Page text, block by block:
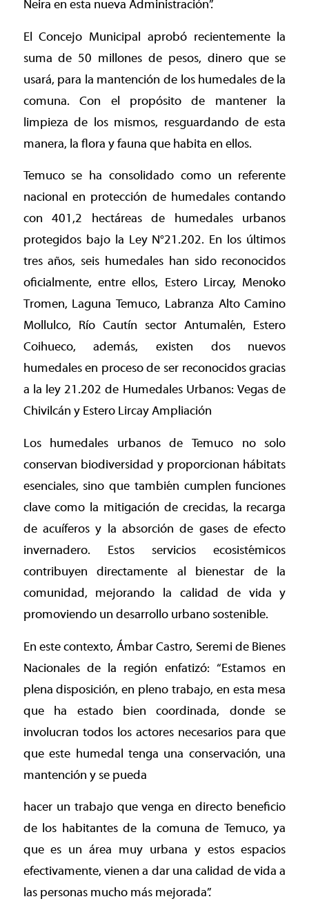
Neira en esta nueva Administración”.
El Concejo Municipal aprobó recientemente la
suma de 50 millones de pesos, dinero que se
usará, para la mantención de los humedales de la
comuna. Con el propósito de mantener la
limpieza de los mismos, resguardando de esta
manera, la flora y fauna que habita en ellos.
Temuco se ha consolidado como un referente
nacional en protección de humedales contando
con 401,2 hectáreas de humedales urbanos
protegidos bajo la Ley N°21.202. En los últimos
tres años, seis humedales han sido reconocidos
oficialmente, entre ellos, Estero Lircay, Menoko
Tromen, Laguna Temuco, Labranza Alto Camino
Mollulco, Río Cautín sector Antumalén, Estero
Coihueco, además, existen dos nuevos
humedales en proceso de ser reconocidos gracias
a la ley 21.202 de Humedales Urbanos: Vegas de
Chivilcán y Estero Lircay Ampliación
Los humedales urbanos de Temuco no solo
conservan biodiversidad y proporcionan hábitats
esenciales, sino que también cumplen funciones
clave como la mitigación de crecidas, la recarga
de acuíferos y la absorción de gases de efecto
invernadero. Estos servicios ecosistémicos
contribuyen directamente al bienestar de la
comunidad, mejorando la calidad de vida y
promoviendo un desarrollo urbano sostenible.
En este contexto, Ámbar Castro, Seremi de Bienes
Nacionales de la región enfatizó: “Estamos en
plena disposición, en pleno trabajo, en esta mesa
que ha estado bien coordinada, donde se
involucran todos los actores necesarios para que
que este humedal tenga una conservación, una
mantención y se pueda
hacer un trabajo que venga en directo beneficio
de los habitantes de la comuna de Temuco, ya
que es un área muy urbana y estos espacios
efectivamente, vienen a dar una calidad de vida a
las personas mucho más mejorada”.